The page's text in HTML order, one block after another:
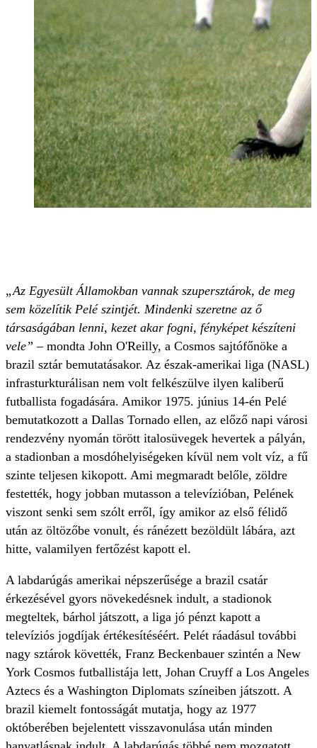
„Az Egyesült Államokban vannak szupersztárok, de meg
sem közelítik Pelé szintjét. Mindenki szeretne az ő
társaságában lenni, kezet akar fogni, fényképet készíteni
vele” – mondta John O'Reil­ly, a Cosmos sajtófőnöke a
brazil sztár bemutatásakor. Az észak-amerikai liga (NASL)
infrasturkturálisan nem volt felkészülve ilyen kaliberű
futballista fogadására. Amikor 1975. június 14-én Pelé
bemutatkozott a Dallas Tornado ellen, az előző napi városi
rendezvény nyomán törött italosüvegek hevertek a pályán,
a stadionban a mosdóhelyiségeken kívül nem volt víz, a fű
szinte teljesen kikopott. Ami megmaradt belőle, zöldre
festették, hogy jobban mutasson a televízióban, Pelének
viszont senki sem szólt erről, így amikor az első félidő
után az öltözőbe vonult, és ránézett bezöldült lábára, azt
hitte, valamilyen fertőzést kapott el.
A labdarúgás amerikai népszerűsége a brazil csatár
érkezésével gyors növekedésnek indult, a stadionok
megteltek, bárhol játszott, a liga jó pénzt kapott a
televíziós jogdíjak értékesítéséért. Pelét ráadásul további
nagy sztárok követték, Franz Beckenbauer szintén a New
York Cosmos futballistája lett, Johan Cruyff a Los Angeles
Aztecs és a Washington Diplomats színeiben játszott. A
brazil kiemelt fontosságát mutatja, hogy az 1977
októberében bejelentett visszavonulása után minden